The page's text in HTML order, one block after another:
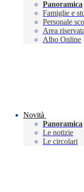
Panoramica
Famiglie e
Personale
Area
Albo Online
Novità
Panoramica
Le notizie
Le circolari